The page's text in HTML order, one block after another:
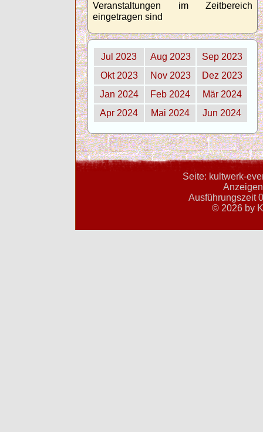
Veranstaltungen im Zeitbereich
eingetragen sind
Jul 2023 Aug 2023
Sep 2023
Okt 2023
Nov 2023
Dez 2023
Jan 2024
Feb 2024
Mär 2024
Apr 2024
Mai 2024 Jun 2024
Seite: kultwerk-
Ausführungszeit
© 2026 by